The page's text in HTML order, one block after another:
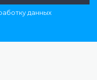
данных